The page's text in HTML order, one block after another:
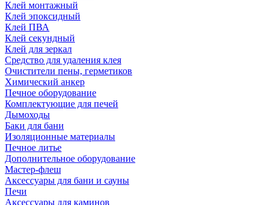
Клей монтажный
Клей эпоксидный
Клей ПВА
Клей секундный
Клей для зеркал
Средство для удаления клея
Очистители пены, герметиков
Химический анкер
Печное оборудование
Комплектующие для печей
Дымоходы
Баки для бани
Изоляционные материалы
Печное литье
Дополнительное оборудование
Мастер-флеш
Аксессуары для бани и сауны
Печи
Аксессуары для каминов